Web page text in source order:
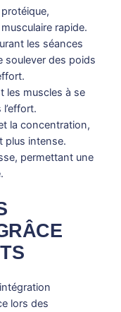
rapide.
les séances
soulever des poids
les muscles à se
la concentration,
plus intense.
permettant une
lors des